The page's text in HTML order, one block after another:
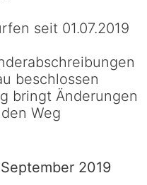
seit 01.07.2019
beschlossen
bringt Änderungen
Weg
2019